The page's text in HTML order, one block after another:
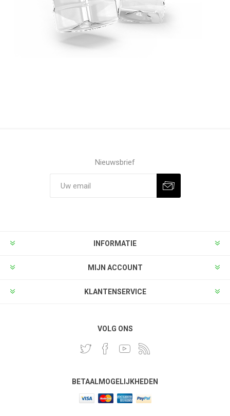
Nieuwsbrief
INFORMATIE
MIJN ACCOUNT
KLANTENSERVICE
VOLG ONS
BETAALMOGELIJKHEDEN